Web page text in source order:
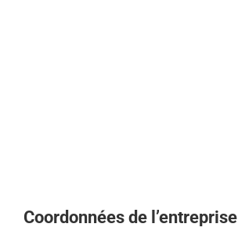
Coordonnées de l’entreprise